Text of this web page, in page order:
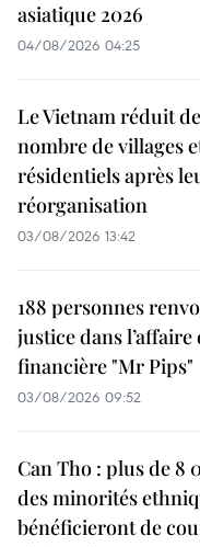
asiatique 2026
04/08/2026 04:25
Le Vietnam réduit de
nombre de villages
résidentiels après
réorganisation
03/08/2026 13:42
188 personnes
justice dans
financière "Mr Pips"
03/08/2026 09:52
Can Tho : plus de 8
des minorités
bénéficieront de